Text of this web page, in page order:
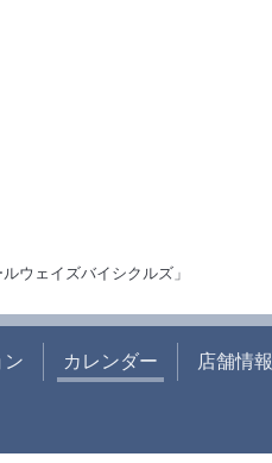
ウェイズバイシクルズ」
ン カレンダー 店舗情報